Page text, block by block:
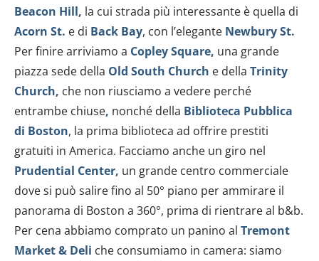
Beacon Hill, la cui strada più interessante è quella di
Acorn St. e di Back Bay, con l’elegante Newbury St.
Per finire arriviamo a Copley Square, una grande
piazza sede della Old South Church e della Trinity
Church, che non riusciamo a vedere perché
entrambe chiuse, nonché della Biblioteca Pubblica
di Boston, la prima biblioteca ad offrire prestiti
gratuiti in America. Facciamo anche un giro nel
Prudential Center, un grande centro commerciale
dove si può salire fino al 50° piano per ammirare il
panorama di Boston a 360°, prima di rientrare al b&b.
Per cena abbiamo comprato un panino al Tremont
Market & Deli che consumiamo in camera: siamo